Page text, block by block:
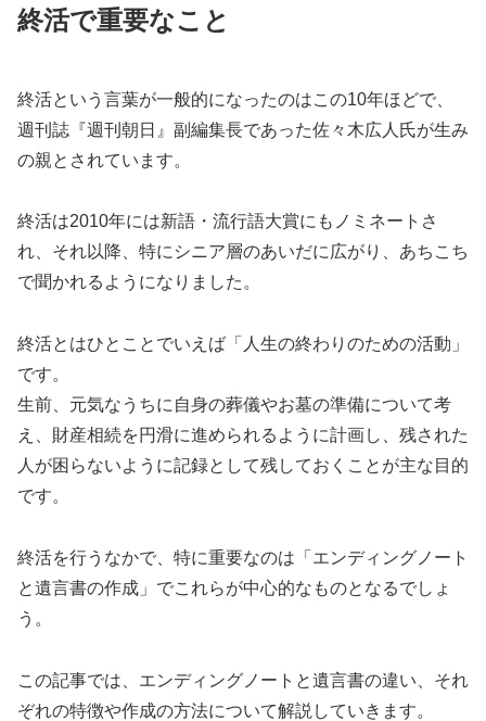
終活で重要なこと
終活という言葉が一般的になったのはこの10年ほどで、
週刊誌『週刊朝日』副編集長であった佐々木広人氏が生み
の親とされています。
終活は2010年には新語・流行語大賞にもノミネートさ
れ、それ以降、特にシニア層のあいだに広がり、あちこち
で聞かれるようになりました。
終活とはひとことでいえば「人生の終わりのための活動」
です。
生前、元気なうちに自身の葬儀やお墓の準備について考
え、財産相続を円滑に進められるように計画し、残された
人が困らないように記録として残しておくことが主な目的
です。
終活を行うなかで、特に重要なのは「エンディングノート
と遺言書の作成」でこれらが中心的なものとなるでしょ
う。
この記事では、エンディングノートと遺言書の違い、それ
ぞれの特徴や作成の方法について解説していきます。